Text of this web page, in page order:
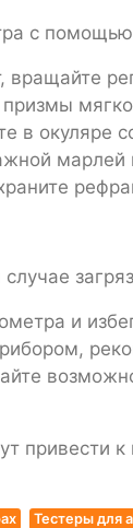
с
в
и
привести
Тестеры для